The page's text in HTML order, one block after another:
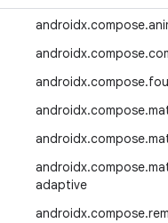
androidx.compose.
androidx.compose.
androidx.compose.
androidx.compose.
androidx.compose.
androidx.compose.
adaptive
androidx.compose.